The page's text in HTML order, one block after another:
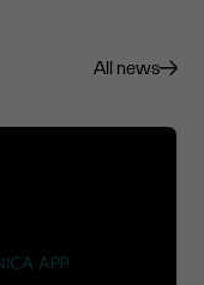
All news